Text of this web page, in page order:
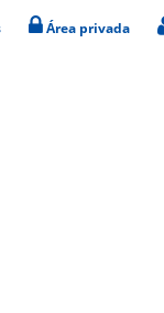
Área privada